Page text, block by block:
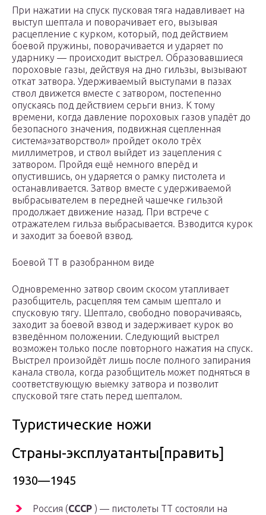
При нажатии на спуск пусковая тяга надавливает на
выступ шептала и поворачивает его, вызывая
расцепление с курком, который, под действием
боевой пружины, поворачивается и ударяет по
ударнику — происходит выстрел. Образовавшиеся
пороховые газы, действуя на дно гильзы, вызывают
откат затвора. Удерживаемый выступами в пазах
ствол движется вместе с затвором, постепенно
опускаясь под действием серьги вниз. К тому
времени, когда давление пороховых газов упадёт до
безопасного значения, подвижная сцепленная
система»затворствол» пройдет около трёх
миллиметров, и ствол выйдет из зацепления с
затвором. Пройдя ещё немного вперёд и
опустившись, он ударяется о рамку пистолета и
останавливается. Затвор вместе с удерживаемой
выбрасывателем в передней чашечке гильзой
продолжает движение назад. При встрече с
отражателем гильза выбрасывается. Взводится курок
и заходит за боевой взвод.
Боевой ТТ в разобранном виде
Одновременно затвор своим скосом утапливает
разобщитель, расцепляя тем самым шептало и
спусковую тягу. Шептало, свободно поворачиваясь,
заходит за боевой взвод и задерживает курок во
взведённом положении. Следующий выстрел
возможен только после повторного нажатия на спуск.
Выстрел произойдёт лишь после полного запирания
канала ствола, когда разобщитель может подняться в
соответствующую выемку затвора и позволит
спусковой тяге стать перед шепталом.
Туристические ножи
Страны-эксплуатанты[править]
1930—1945
Россия (СССР ) — пистолеты ТТ состояли на